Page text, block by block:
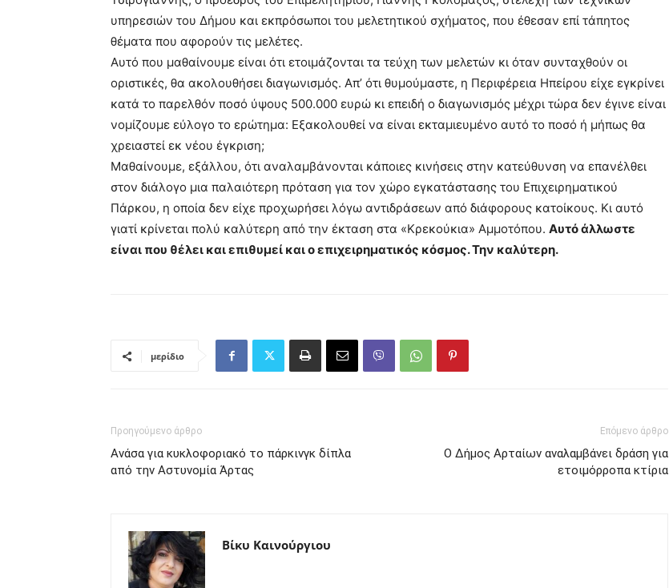
υπηρεσιών του Δήμου και εκπρόσωποι του μελετητικού σχήματος, που έθεσαν επί τάπητος
θέματα που αφορούν τις μελέτες.
Αυτό που μαθαίνουμε είναι ότι ετοιμάζονται τα τεύχη των μελετών κι όταν συνταχθούν οι
οριστικές, θα ακολουθήσει διαγωνισμός. Απ’ ότι θυμούμαστε, η Περιφέρεια Ηπείρου είχε εγκρίνει
κατά το παρελθόν ποσό ύψους 500.000 ευρώ κι επειδή ο διαγωνισμός μέχρι τώρα δεν έγινε είναι
νομίζουμε εύλογο το ερώτημα: Εξακολουθεί να είναι εκταμιευμένο αυτό το ποσό ή μήπως θα
χρειαστεί εκ νέου έγκριση;
Μαθαίνουμε, εξάλλου, ότι αναλαμβάνονται κάποιες κινήσεις στην κατεύθυνση να επανέλθει
στον διάλογο μια παλαιότερη πρόταση για τον χώρο εγκατάστασης του Επιχειρηματικού
Πάρκου, η οποία δεν είχε προχωρήσει λόγω αντιδράσεων από διάφορους κατοίκους. Κι αυτό
γιατί κρίνεται πολύ καλύτερη από την έκταση στα «Κρεκούκια» Αμμοτόπου. Αυτό άλλωστε
είναι που θέλει και επιθυμεί και ο επιχειρηματικός κόσμος. Την καλύτερη.
μερίδιο
Προηγούμενο άρθρο
Ανάσα για κυκλοφοριακό το πάρκινγκ δίπλα
από την Αστυνομία Άρτας
Επόμενο άρθρο
Ο Δήμος Αρταίων αναλαμβάνει δράση για
ετοιμόρροπα κτίρια
Βίκυ Καινούργιου